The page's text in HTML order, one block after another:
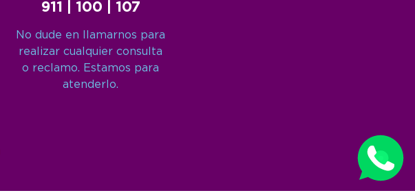
911 | 100 | 107
No dude en llamarnos para
realizar cualquier consulta
o reclamo. Estamos para
atenderlo.